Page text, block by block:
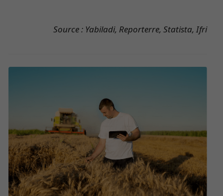
Source : Yabiladi, Reporterre, Statista, Ifri